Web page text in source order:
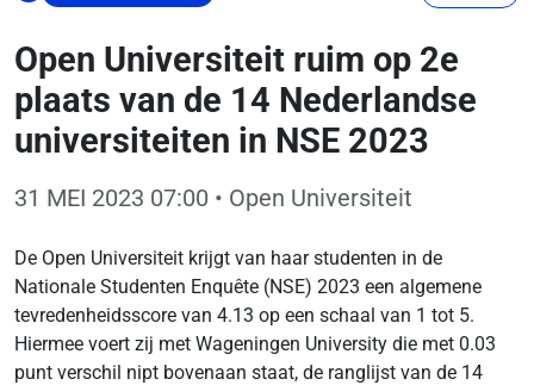
Open Universiteit ruim op 2e
plaats van de 14 Nederlandse
universiteiten in NSE 2023
31 MEI 2023 07:00 • Open Universiteit
De Open Universiteit krijgt van haar studenten in de
Nationale Studenten Enquête (NSE) 2023 een algemene
tevredenheidsscore van 4.13 op een schaal van 1 tot 5.
Hiermee voert zij met Wageningen University die met 0.03
punt verschil nipt bovenaan staat, de ranglijst van de 14